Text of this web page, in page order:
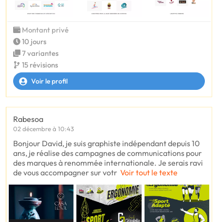
Montant privé
10 jours
7 variantes
15 révisions
Voir le profil
Rabesoa
02 décembre à 10:43
Bonjour David, je suis graphiste indépendant depuis 10
ans, je réalise des campagnes de communications pour
des marques à renommée internationale. Je serais ravi
de vous accompagner sur votr Voir tout le texte